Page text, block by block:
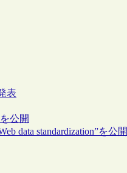
表
公開
data standardization”を公開